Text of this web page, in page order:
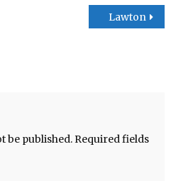
Lawton
be published. Required fields